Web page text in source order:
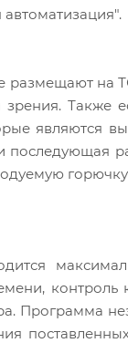
на
Также
являются
последующая
Программа